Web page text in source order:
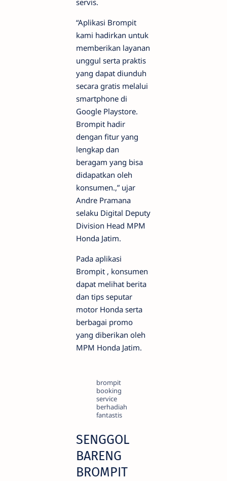
servis.
“Aplikasi Brompit
kami hadirkan untuk
memberikan layanan
unggul serta praktis
yang dapat diunduh
secara gratis melalui
smartphone di
Google Playstore.
Brompit hadir
dengan fitur yang
lengkap dan
beragam yang bisa
didapatkan oleh
konsumen.,” ujar
Andre Pramana
selaku Digital Deputy
Division Head MPM
Honda Jatim.
Pada aplikasi
Brompit , konsumen
dapat melihat berita
dan tips seputar
motor Honda serta
berbagai promo
yang diberikan oleh
MPM Honda Jatim.
brompit
booking
service
berhadiah
fantastis
SENGGOL
BARENG
BROMPIT